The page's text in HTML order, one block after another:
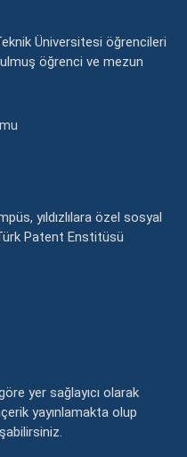
Üniversitesi öğrencileri
öğrenci ve mezun
yıldızlılara özel sosyal
Patent Enstitüsü
yer sağlayıcı olarak
yayınlamakta olup